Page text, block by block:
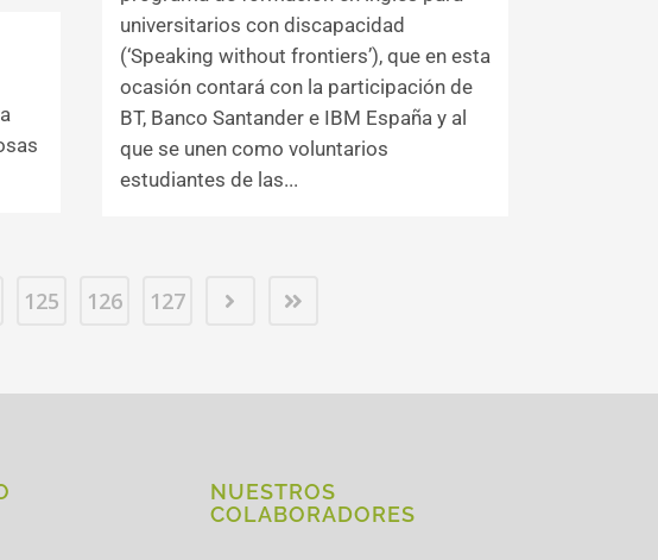
universitarios con discapacidad
(‘Speaking without frontiers’), que en esta
ocasión contará con la participación de
BT, Banco Santander e IBM España y al
que se unen como voluntarios
estudiantes de las...
125 126 127
NUESTROS
COLABORADORES